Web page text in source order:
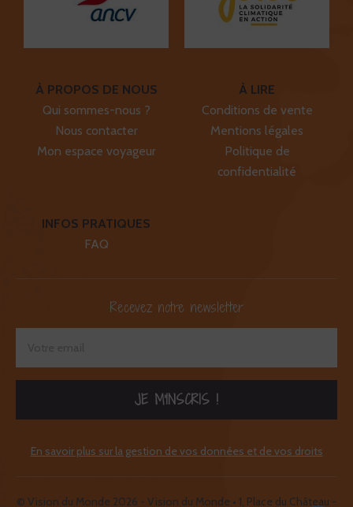
À PROPOS DE NOUS
Qui sommes-nous ?
Nous contacter
Mon espace voyageur
À LIRE
Conditions de vente
Mentions légales
Politique de
confidentialité
INFOS PRATIQUES
FAQ
Recevez notre newsletter
JE M'INSCRIS !
En savoir plus sur la gestion de vos données et de vos droits
© Vision du Monde 2026 - Vision du Monde • 1, Place du Château -